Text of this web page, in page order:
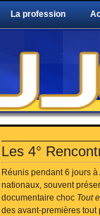
La profession
Les 4°
Réunis pendant 6 jours
nationaux, souvent
documentaire choc Tout
des avant-premières